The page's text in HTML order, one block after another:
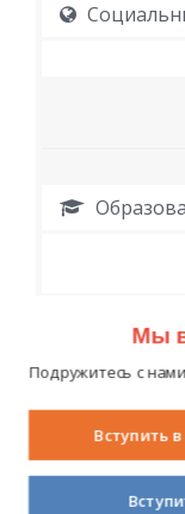
Работа
Мы
Подружитесь с
Вступить